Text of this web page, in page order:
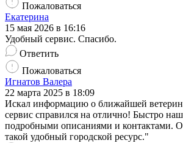
Пожаловаться
Екатерина
15 мая 2026 в 16:16
Удобный сервис. Спасибо.
Ответить
Пожаловаться
Игнатов Валера
22 марта 2025 в 18:09
Искал информацию о ближайшей
сервис справился на отлично! Быстро
подробными описаниями и контактами.
такой удобный городской ресурс."